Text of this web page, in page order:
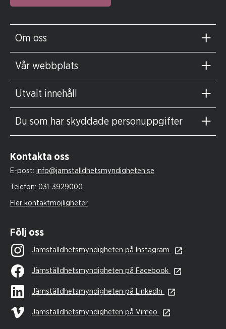
Om oss
Vår webbplats
Utvalt innehåll
Du som har skyddade personuppgifter
Kontakta oss
E-post: info@jamstalldhetsmyndigheten.se
Telefon: 031-3929000
Fler kontaktmöjligheter
Följ oss
Jämställdhetsmyndigheten på Instagram
Jämställdhetsmyndigheten på Facebook
Jämställdhetsmyndigheten på LinkedIn
Jämställdhetsmyndigheten på Vimeo